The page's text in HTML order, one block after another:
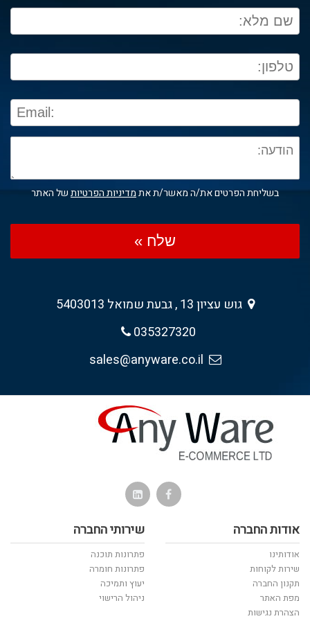
בשליחת הפרטים את/ה מאשר/ת אתמדיניות הפרטיותשל האתר
שלח »
גוש עציון 13 , גבעת שמואל 5403013
035327320
אודות החברה
אודותינו
שירות לקוחות
תקנון החברה
מפת האתר
הצהרת נגישות
שירותי החברה
פתרונות תוכנה
פתרונות חומרה
יעוץ ותמיכה
ניהול הרישוי